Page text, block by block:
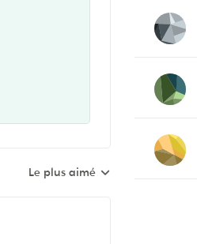
Réponses triées par
Le plus aimé